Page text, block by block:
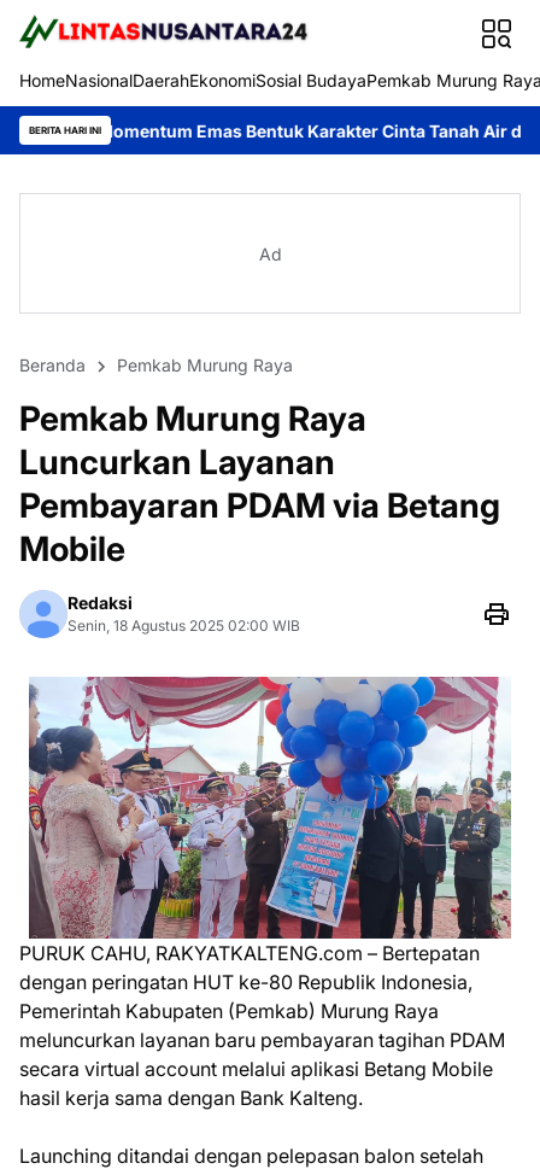
HomeNasionalDaerahEkonomiSosial BudayaPemkab Murung
BERITA HARI INI
Emas Bentuk Karakter Cinta Tanah Air dan Lingkungan
Ad
Beranda Pemkab Murung Raya
Pemkab Murung Raya
Luncurkan Layanan
Pembayaran PDAM via Betang
Mobile
Redaksi
Senin, 18 Agustus 2025 02:00 WIB
PURUK CAHU, RAKYATKALTENG.com – Bertepatan
dengan peringatan HUT ke-80 Republik Indonesia,
Pemerintah Kabupaten (Pemkab) Murung Raya
meluncurkan layanan baru pembayaran tagihan PDAM
secara virtual account melalui aplikasi Betang Mobile
hasil kerja sama dengan Bank Kalteng.
Launching ditandai dengan pelepasan balon setelah